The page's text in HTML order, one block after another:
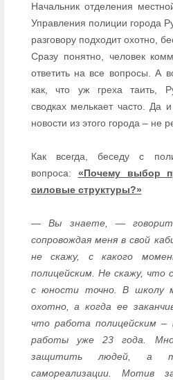
Начальник отделения
Управления полиции города
разговору подходит охотно,
Сразу понятно, человек
ответить на все вопросы. А
как, что уж греха таить,
сводках мелькает часто.
новости из этого города – не
Как всегда, беседу с
вопроса: «Почему выбор
силовые структуры?»
— Вы знаете, — говорит
сопровождая меня в свой
не скажу, с какого
полицейским. Не скажу, что
с юности точно. В школу
охотно, а когда ее
что работа полицейским
работы уже 23 года.
защитить людей, а
самореализации. Мотив